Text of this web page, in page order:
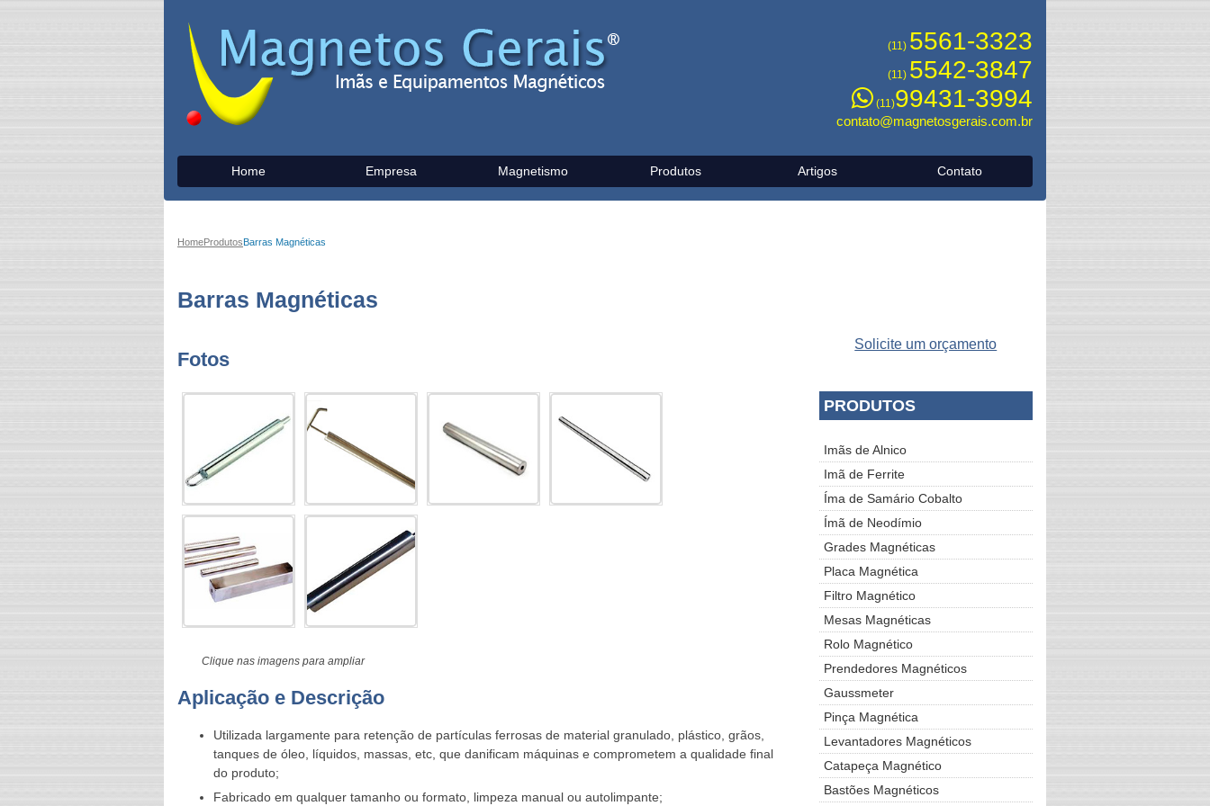
(11) 5561-3323
(11) 5542-3847
(11)99431-3994
contato@magnetosgerais.com.br
Home Empresa Magnetismo Produtos Artigos Contato
HomeProdutosBarras Magnéticas
Barras Magnéticas
Fotos
Clique nas imagens para ampliar
Aplicação e Descrição
Utilizada largamente para retenção de partículas ferrosas de material granulado, plástico, grãos,
tanques de óleo, líquidos, massas, etc, que danificam máquinas e comprometem a qualidade final
do produto;
Fabricado em qualquer tamanho ou formato, limpeza manual ou autolimpante;
Solicite um orçamento
PRODUTOS
Imãs de Alnico
Imã de Ferrite
Íma de Samário Cobalto
Ímã de Neodímio
Grades Magnéticas
Placa Magnética
Filtro Magnético
Mesas Magnéticas
Rolo Magnético
Prendedores Magnéticos
Gaussmeter
Pinça Magnética
Levantadores Magnéticos
Catapeça Magnético
Bastões Magnéticos